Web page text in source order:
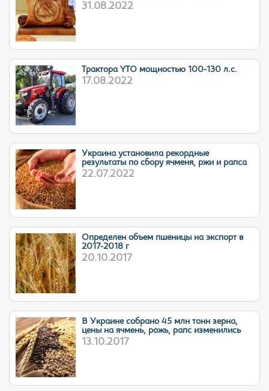
31.08.2022
Трактора YTO мощностью 100-130 л.с.
17.08.2022
Украина установила рекордные
результаты по сбору ячменя, ржи и рапса
22.07.2022
Определен объем пшеницы на экспорт в
2017-2018 г
20.10.2017
В Украине собрано 45 млн тонн зерна,
цены на ячмень, рожь, рапс изменились
13.10.2017